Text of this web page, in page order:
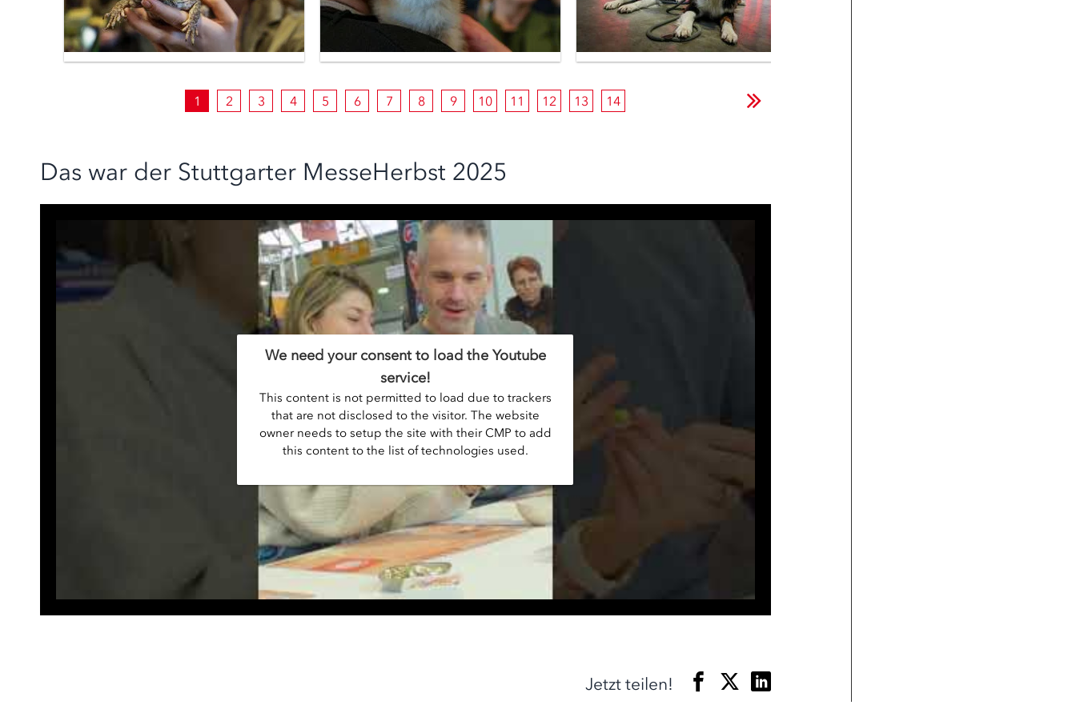
1 2 3 4 5 6 7 8 9 10 11 12 13 14
Das war der Stuttgarter MesseHerbst 2025
We need your consent to load the Youtube
service!
This content is not permitted to load due to trackers
that are not disclosed to the visitor. The website
owner needs to setup the site with their CMP to add
this content to the list of technologies used.
Jetzt teilen!